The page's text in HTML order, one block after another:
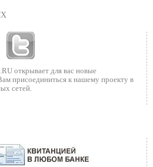
открывает для вас новые
присоединиться к нашему проекту в
сетей.